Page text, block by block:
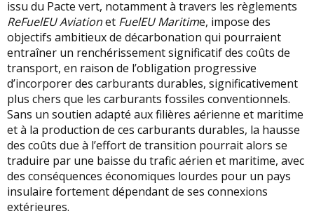
issu du Pacte vert, notamment à travers les règlements
ReFuelEU Aviationet FuelEU Maritime, impose des
objectifs ambitieux de décarbonation qui pourraient
entraîner un renchérissement significatif des coûts de
transport, en raison de l’obligation progressive
d’incorporer des carburants durables, significativement
plus chers que les carburants fossiles conventionnels.
Sans un soutien adapté aux filières aérienne et maritime
et à la production de ces carburants durables, la hausse
des coûts due à l’effort de transition pourrait alors se
traduire par une baisse du trafic aérien et maritime, avec
des conséquences économiques lourdes pour un pays
insulaire fortement dépendant de ses connexions
extérieures.